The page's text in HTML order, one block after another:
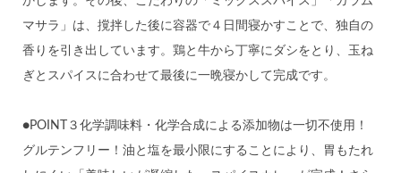
マサラ」は、撹拌した後に容器で４日間寝かすことで、独自の
香りを引き出しています。鶏と牛から丁寧にダシをとり、玉ね
ぎとスパイスに合わせて最後に一晩寝かして完成です。
●POINT３化学調味料・化学合成による添加物は一切不使用！
グルテンフリー！油と塩を最小限にすることにより、胃もたれ